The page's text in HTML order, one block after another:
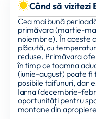
Când să vizitezi
Cea mai bună
primăvara (martie-
noiembrie). În aceste
plăcută, cu
reduse. Primăvara
în timp ce toamna
(iunie-august) poate fi
posibile taifunuri, dar
Iarna (decembrie-
oportunități pentru
montane din